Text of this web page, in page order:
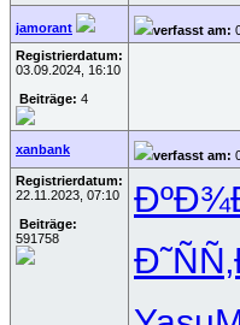
jamorant verfasst am:
Registrierdatum:
03.09.2024, 16:10
Beiträge: 4
xanbank verfasst am:
Registrierdatum:
22.11.2023, 07:10
Beiträge:
591758